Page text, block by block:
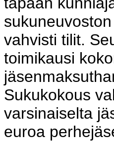
vahvisti tilit.
toimikausi
Sukukokous
varsinaiselta
euroa